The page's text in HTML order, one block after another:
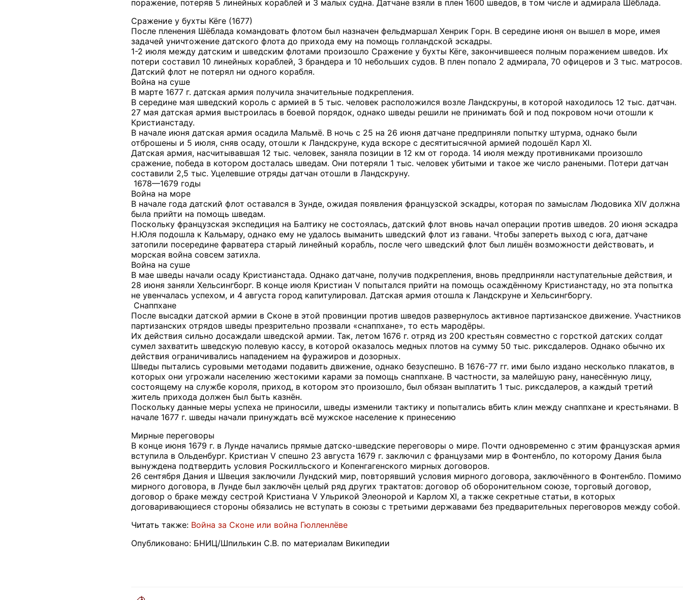
поражение, потеряв 5 линейных кораблей и 3 малых судна. Датчане взяли в плен 1600 шведов, в том числе и адмирала Шёблада.
Сражение у бухты Кёге (1677)
После пленения Шёблада командовать флотом был назначен фельдмаршал Хенрик Горн. В середине июня он вышел в море, имея
задачей уничтожение датского флота до прихода ему на помощь голландской эскадры.
1-2 июля между датским и шведским флотами произошло Сражение у бухты Кёге, закончившееся полным поражением шведов. Их
потери составил 10 линейных кораблей, 3 брандера и 10 небольших судов. В плен попало 2 адмирала, 70 офицеров и 3 тыс. матросов.
Датский флот не потерял ни одного корабля.
Война на суше
В марте 1677 г. датская армия получила значительные подкрепления.
В середине мая шведский король с армией в 5 тыс. человек расположился возле Ландскруны, в которой находилось 12 тыс. датчан.
27 мая датская армия выстроилась в боевой порядок, однако шведы решили не принимать бой и под покровом ночи отошли к
Кристианстаду.
В начале июня датская армия осадила Мальмё. В ночь с 25 на 26 июня датчане предприняли попытку штурма, однако были
отброшены и 5 июля, сняв осаду, отошли к Ландскруне, куда вскоре с десятитысячной армией подошёл Карл XI.
Датская армия, насчитывавшая 12 тыс. человек, заняла позиции в 12 км от города. 14 июля между противниками произошло
сражение, победа в котором досталась шведам. Они потеряли 1 тыс. человек убитыми и такое же число ранеными. Потери датчан
составили 2,5 тыс. Уцелевшие отряды датчан отошли в Ландскруну.
1678—1679 годы
Война на море
В начале года датский флот оставался в Зунде, ожидая появления французской эскадры, которая по замыслам Людовика XIV должна
была прийти на помощь шведам.
Поскольку французская экспедиция на Балтику не состоялась, датский флот вновь начал операции против шведов. 20 июня эскадра
Н.Юля подошла к Кальмару, однако ему не удалось выманить шведский флот из гавани. Чтобы запереть выход с юга, датчане
затопили посередине фарватера старый линейный корабль, после чего шведский флот был лишён возможности действовать, и
морская война совсем затихла.
Война на суше
В мае шведы начали осаду Кристианстада. Однако датчане, получив подкрепления, вновь предприняли наступательные действия, и
28 июня заняли Хельсингборг. В конце июля Кристиан V попытался прийти на помощь осаждённому Кристианстаду, но эта попытка
не увенчалась успехом, и 4 августа город капитулировал. Датская армия отошла к Ландскруне и Хельсингборгу.
Снаппхане
После высадки датской армии в Сконе в этой провинции против шведов развернулось активное партизанское движение. Участников
партизанских отрядов шведы презрительно прозвали «снаппхане», то есть мародёры.
Их действия сильно досаждали шведской армии. Так, летом 1676 г. отряд из 200 крестьян совместно с горсткой датских солдат
сумел захватить шведскую полевую кассу, в которой оказалось медных плотов на сумму 50 тыс. риксдалеров. Однако обычно их
действия ограничивались нападением на фуражиров и дозорных.
Шведы пытались суровыми методами подавить движение, однако безуспешно. В 1676-77 гг. ими было издано несколько плакатов, в
которых они угрожали населению жестокими карами за помощь снаппхане. В частности, за малейшую рану, нанесённую лицу,
состоящему на службе короля, приход, в котором это произошло, был обязан выплатить 1 тыс. риксдалеров, а каждый третий
житель прихода должен был быть казнён.
Поскольку данные меры успеха не приносили, шведы изменили тактику и попытались вбить клин между снаппхане и крестьянами. В
начале 1677 г. шведы начали принуждать всё мужское население к принесению
Мирные переговоры
В конце июня 1679 г. в Лунде начались прямые датско-шведские переговоры о мире. Почти одновременно с этим французская армия
вступила в Ольденбург. Кристиан V спешно 23 августа 1679 г. заключил с французами мир в Фонтенбло, по которому Дания была
вынуждена подтвердить условия Роскилльского и Копенгагенского мирных договоров.
26 сентября Дания и Швеция заключили Лундский мир, повторявший условия мирного договора, заключённого в Фонтенбло. Помимо
мирного договора, в Лунде был заключён целый ряд других трактатов: договор об оборонительном союзе, торговый договор,
договор о браке между сестрой Кристиана V Ульрикой Элеонорой и Карлом XI, а также секретные статьи, в которых
договаривающиеся стороны обязались не вступать в союзы с третьими державами без предварительных переговоров между собой.
Читать также: Война за Сконе или война Гюлленлёве
Опубликовано: БНИЦ/Шпилькин С.В. по материалам Википедии